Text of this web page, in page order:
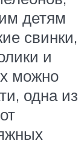
детям
свинки,
и
можно
одна из